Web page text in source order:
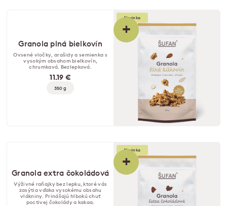
+
Novinka
Granola plná bielkovín
Ovsené vločky, arašidy a semienka s
vysokým obsahom bielkovín,
chrumkavá. Bezlepková.
11.19 €
350 g
+
Novinka
Granola extra čokoládová
Výživné raňajky bez lepku, ktoré vás
zasýtia vďaka vysokému obsahu
vlákniny. Prinášajú hlbokú chuť
poctivej čokolády a kakaa.